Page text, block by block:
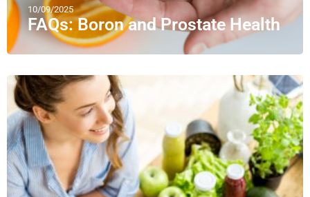
10/09/2025
FAQs: Boron and Prostate Health